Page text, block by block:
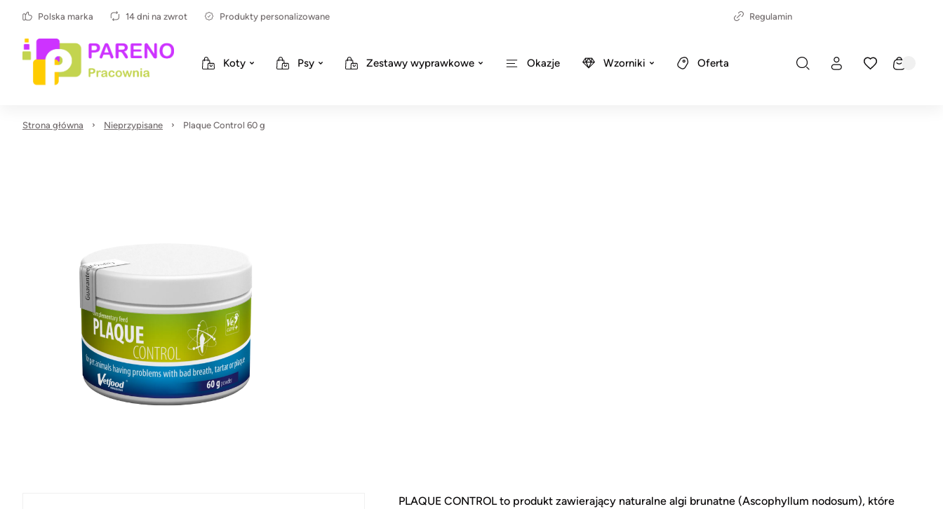
Polska marka 14 dni na zwrot Produkty personalizowane Regulamin
Koty Psy Zestawy wyprawkowe Okazje Wzorniki Oferta
Strona główna Nieprzypisane Plaque Control 60 g
PLAQUE CONTROL to produkt zawierający naturalne algi brunatne (Ascophyllum nodosum), które